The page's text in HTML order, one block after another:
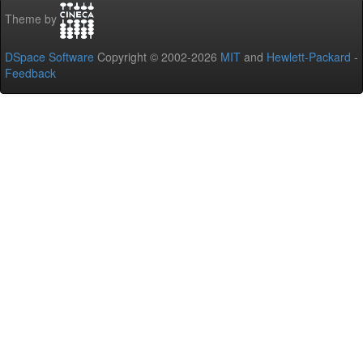
Theme by
DSpace Software Copyright © 2002-2026 MIT and Hewlett-Packard -
Feedback